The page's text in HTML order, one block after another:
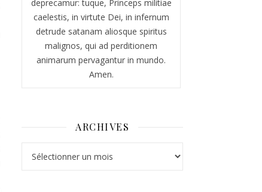
deprecamur: tuque, Princeps militiae
caelestis, in virtute Dei, in infernum
detrude satanam aliosque spiritus
malignos, qui ad perditionem
animarum pervagantur in mundo.
Amen.
ARCHIVES